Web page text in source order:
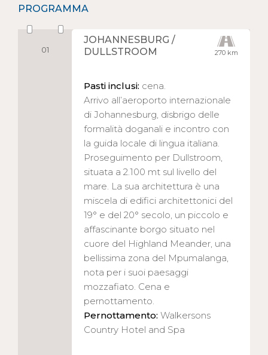
PROGRAMMA
01 270 km
JOHANNESBURG /
DULLSTROOM
Pasti inclusi: cena.
Arrivo all’aeroporto internazionale
di Johannesburg, disbrigo delle
formalità doganali e incontro con
la guida locale di lingua italiana.
Proseguimento per Dullstroom,
situata a 2.100 mt sul livello del
mare. La sua architettura è una
miscela di edifici architettonici del
19° e del 20° secolo, un piccolo e
affascinante borgo situato nel
cuore del Highland Meander, una
bellissima zona del Mpumalanga,
nota per i suoi paesaggi
mozzafiato. Cena e
pernottamento.
Pernottamento: Walkersons
Country Hotel and Spa